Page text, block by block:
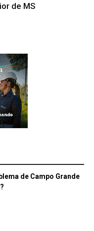
de MS
de Campo Grande